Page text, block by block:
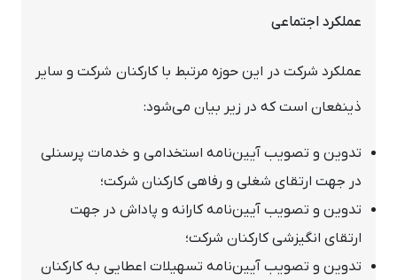
عملکرد اجتماعی
عملکرد شرکت در این حوزه مرتبط با کارکنان شرکت و سایر
ذینفعان است که در زیر بیان می‌شود:
تدوین و تصویب آیین‌نامه استخدامی و خدمات پرسنلی
در جهت ارتقای شغلی و رفاهی کارکنان شرکت؛
تدوین و تصویب آیین‌نامه کارانه و پاداش در جهت
ارتقای انگیزشی کارکنان شرکت؛
تدوین و تصویب آیین‌نامه تسهیلات اعطایی به کارکنان